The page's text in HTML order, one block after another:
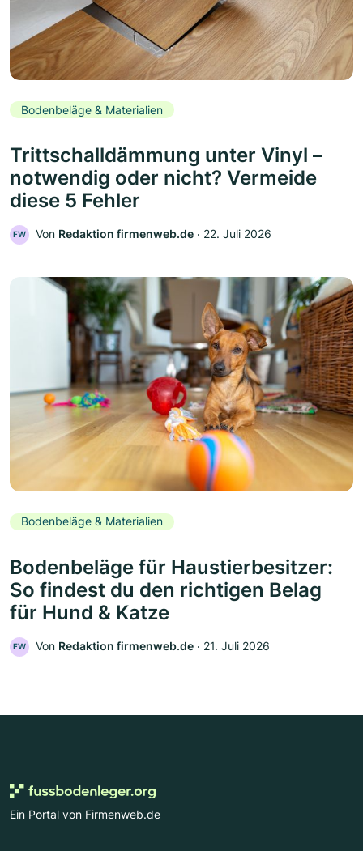
Bodenbeläge & Materialien
Trittschalldämmung unter Vinyl –
notwendig oder nicht? Vermeide
diese 5 Fehler
FW Von Redaktion firmenweb.de ‧ 22. Juli 2026
Bodenbeläge & Materialien
Bodenbeläge für Haustierbesitzer:
So findest du den richtigen Belag
für Hund & Katze
FW Von Redaktion firmenweb.de ‧ 21. Juli 2026
Ein Portal von Firmenweb.de